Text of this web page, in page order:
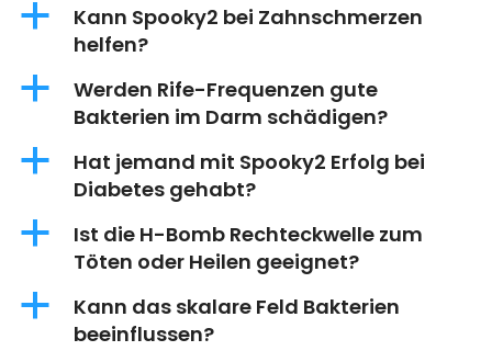
a
Kann Spooky2 bei Zahnschmerzen
helfen?
a
Werden Rife-Frequenzen gute
Bakterien im Darm schädigen?
a
Hat jemand mit Spooky2 Erfolg bei
Diabetes gehabt?
a
Ist die H-Bomb Rechteckwelle zum
Töten oder Heilen geeignet?
a
Kann das skalare Feld Bakterien
beeinflussen?